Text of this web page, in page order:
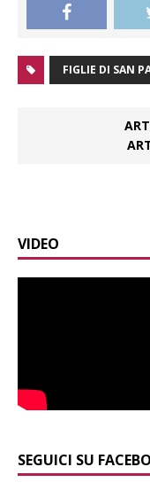
FIGLIE DI SAN
VIDEO
SEGUICI SU